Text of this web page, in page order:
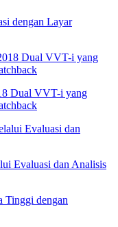
dengan Layar
Dual VVT-i yang
Evaluasi dan Analisis